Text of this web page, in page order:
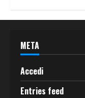
META
Accedi
Entries feed